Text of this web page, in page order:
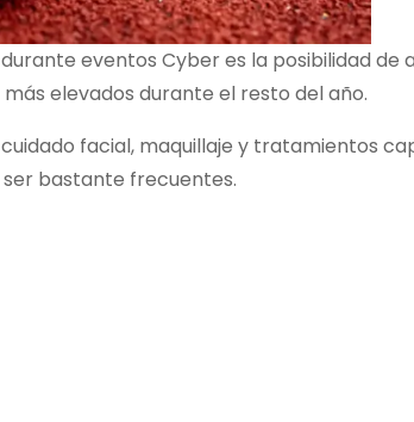
eventos Cyber es la posibilidad de
elevados durante el resto del año.
facial, maquillaje y tratamientos
bastante frecuentes.